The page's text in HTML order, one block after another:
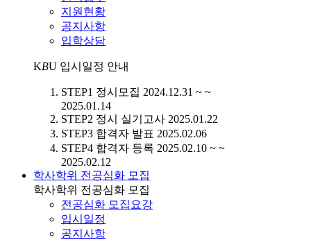
지원현황
공지사항
입학상담
KBU 입시일정 안내
STEP1 정시모집 2024.12.31 ~ ~
2025.01.14
STEP2 정시 실기고사 2025.01.22
STEP3 합격자 발표 2025.02.06
STEP4 합격자 등록 2025.02.10 ~ ~
2025.02.12
학사학위 전공심화 모집
학사학위 전공심화 모집
전공심화 모집요강
입시일정
공지사항